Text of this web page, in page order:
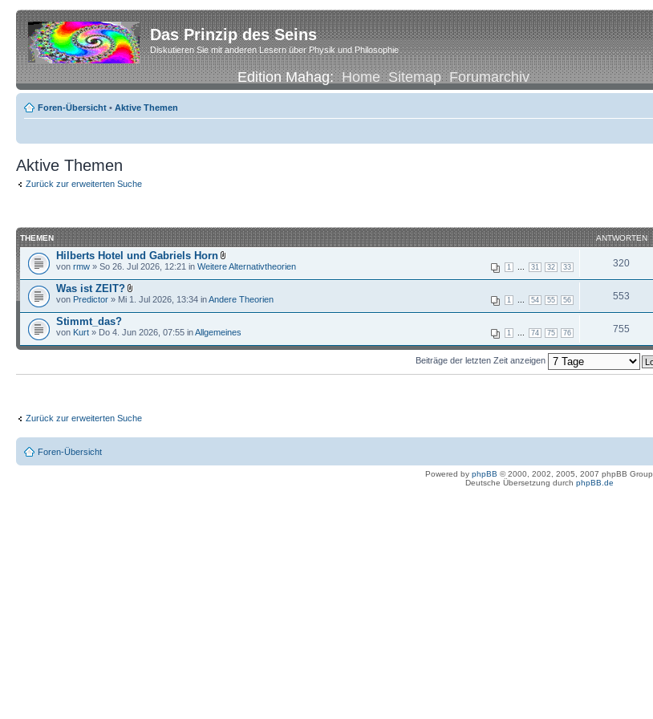
Das Prinzip des Seins
Diskutieren Sie mit anderen Lesern über Physik und Philosophie
Edition Mahag:Home Sitemap Forumarchiv
Foren-Übersicht • Aktive Themen
Aktive Themen
Zurück zur erweiterten Suche
THEMEN ANTWORTEN
Hilberts Hotel und Gabriels Horn
1 31 32 33
von rmw » So 26. Jul 2026, 12:21 in Weitere Alternativtheorien 320
Was ist ZEIT?
1 54 55 56
von Predictor » Mi 1. Jul 2026, 13:34 inAndere Theorien 553
Stimmt_das?
1 74 75 76
von Kurt » Do 4. Jun 2026, 07:55 inAllgemeines 755
Beiträge der letzten Zeit anzeigen
Zurück zur erweiterten Suche
Foren-Übersicht
Powered by phpBB © 2000, 2002, 2005, 2007 phpBB Group
Deutsche Übersetzung durch phpBB.de